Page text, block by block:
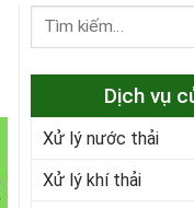
Dịch vụ
Xử lý nước thải
Xử lý khí thải